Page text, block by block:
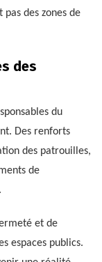
des zones de
des
du
Des renforts
des patrouilles,
de
et de
espaces publics.